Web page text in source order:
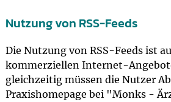
Nutzung von RSS-Feeds
Die Nutzung von RSS-Feeds ist
kommerziellen Internet-
gleichzeitig müssen die Nutzer
Praxishomepage bei "Monks -